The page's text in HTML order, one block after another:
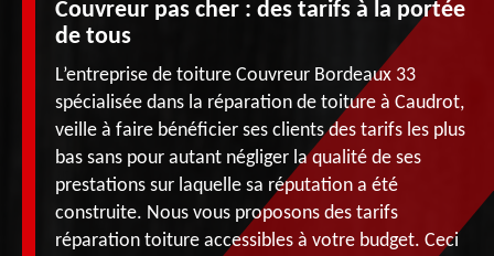
Couvreur pas cher : des tarifs à la portée
de tous
L’entreprise de toiture Couvreur Bordeaux 33
spécialisée dans la réparation de toiture à Caudrot,
veille à faire bénéficier ses clients des tarifs les plus
bas sans pour autant négliger la qualité de ses
prestations sur laquelle sa réputation a été
construite. Nous vous proposons des tarifs
réparation toiture accessibles à votre budget. Ceci